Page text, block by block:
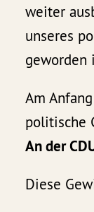
weiter
unseres
geworden
Am
politische
An der
Diese